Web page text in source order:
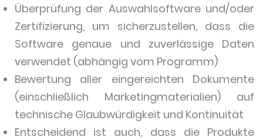
Überprüfung der Auswahlsoftware und/oder
Zertifizierung, um sicherzustellen, dass die
Software genaue und zuverlässige Daten
verwendet (abhängig vom Programm)
Bewertung aller eingereichten Dokumente
(einschließlich Marketingmaterialien) auf
technische Glaubwürdigkeit und Kontinuität
Entscheidend ist auch, dass die Produkte